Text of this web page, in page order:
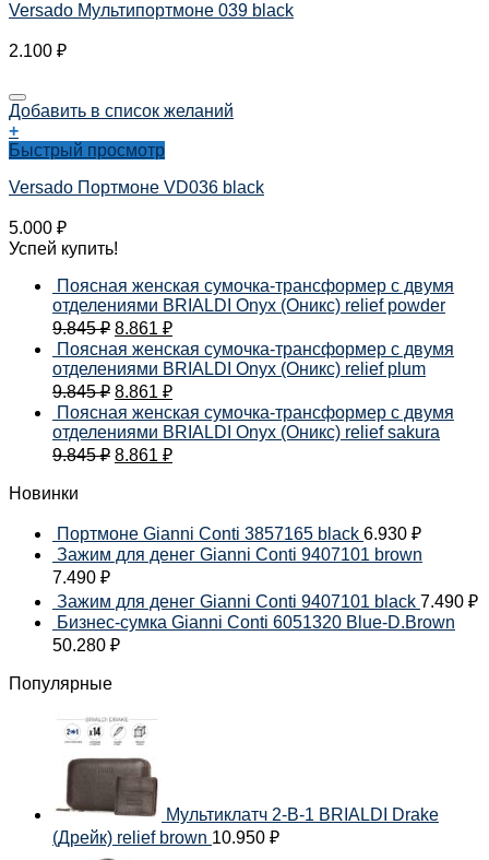
Versado Мультипортмоне 039 black
2.100 ₽
Добавить в список желаний
+
Быстрый просмотр
Versado Портмоне VD036 black
5.000 ₽
Успей купить!
Поясная женская сумочка-трансформер с двумя
отделениями BRIALDI Onyx (Оникс) relief powder
9.845₽ 8.861 ₽
Поясная женская сумочка-трансформер с двумя
отделениями BRIALDI Onyx (Оникс) relief plum
9.845₽ 8.861 ₽
Поясная женская сумочка-трансформер с двумя
отделениями BRIALDI Onyx (Оникс) relief sakura
9.845₽ 8.861 ₽
Новинки
Портмоне Gianni Conti 3857165 black 6.930 ₽
Зажим для денег Gianni Conti 9407101 brown
7.490 ₽
Зажим для денег Gianni Conti 9407101 black 7.490 ₽
Бизнес-сумка Gianni Conti 6051320 Blue-D.Brown
50.280 ₽
Популярные
Мультиклатч 2-В-1 BRIALDI Drake
(Дрейк) relief brown 10.950 ₽